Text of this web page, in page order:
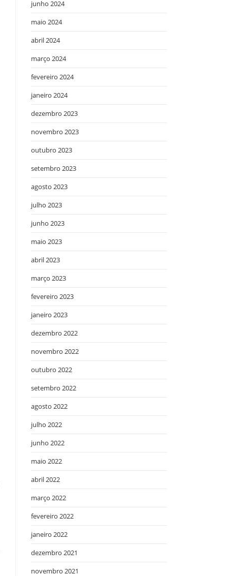
junho 2024
maio 2024
abril 2024
março 2024
fevereiro 2024
janeiro 2024
dezembro 2023
novembro 2023
outubro 2023
setembro 2023
agosto 2023
julho 2023
junho 2023
maio 2023
abril 2023
março 2023
fevereiro 2023
janeiro 2023
dezembro 2022
novembro 2022
outubro 2022
setembro 2022
agosto 2022
julho 2022
junho 2022
maio 2022
abril 2022
março 2022
fevereiro 2022
janeiro 2022
dezembro 2021
novembro 2021